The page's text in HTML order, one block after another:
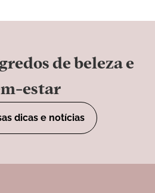
de beleza e
estar
dicas e notícias